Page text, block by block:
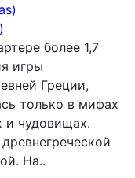
более 1,7
игры
Греции,
только в мифах
и чудовищах.
На..